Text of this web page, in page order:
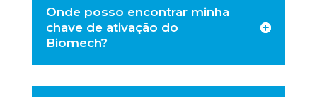
Onde posso encontrar minha
chave de ativação do
Biomech?